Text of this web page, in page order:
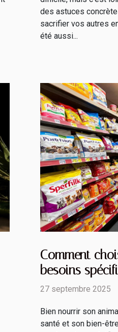
des astuces
sacrifier vos autres
été aussi...
Comment
besoins
27 septembre 2025
Bien nourrir son
santé et son bien-